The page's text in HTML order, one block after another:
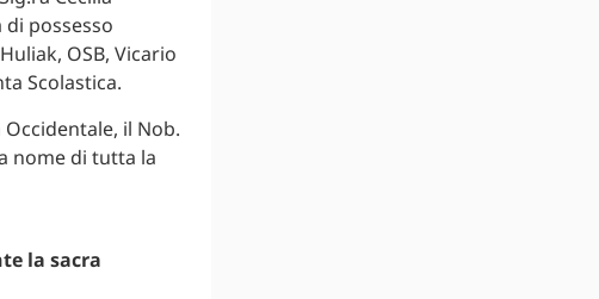
possesso
OSB, Vicario
Scolastica.
il Nob.
nome di tutta la
la sacra